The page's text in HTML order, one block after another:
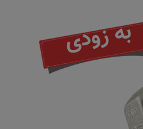
به زودی